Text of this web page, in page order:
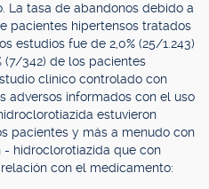
La tasa de abandonos debido a
pacientes hipertensos tratados
estudios fue de 2,0% (25/1.243)
(7/342) de los pacientes
clínico controlado con
adversos informados con el uso
estuvieron
pacientes y más a menudo con
hidroclorotiazida que con
con el medicamento: